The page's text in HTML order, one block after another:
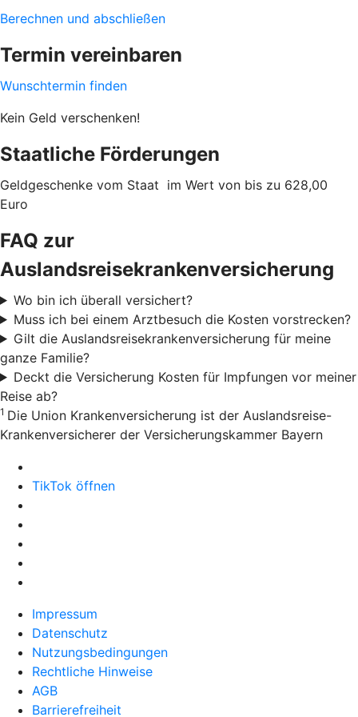
Berechnen und abschließen
Termin vereinbaren
Wunschtermin finden
Kein Geld verschenken!
Staatliche Förderungen
Geldgeschenke vom Staat im Wert von bis zu 628,00
Euro
FAQ zur
Auslandsreisekrankenversicherung
Wo bin ich überall versichert?
Muss ich bei einem Arztbesuch die Kosten vorstrecken?
Gilt die Auslandsreisekrankenversicherung für meine
ganze Familie?
Deckt die Versicherung Kosten für Impfungen vor meiner
Reise ab?
1 Die Union Krankenversicherung ist der Auslandsreise-
Krankenversicherer der Versicherungskammer Bayern
TikTok öffnen
Impressum
Datenschutz
Nutzungsbedingungen
Rechtliche Hinweise
AGB
Barrierefreiheit